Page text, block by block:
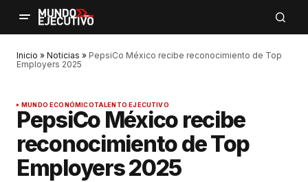
Inicio » Noticias » PepsiCo México recibe reconocimiento de Top
Employers 2025
MUNDO ECONÓMICOTALENTO EJECUTIVO
PepsiCo México recibe
reconocimiento de Top
Employers 2025